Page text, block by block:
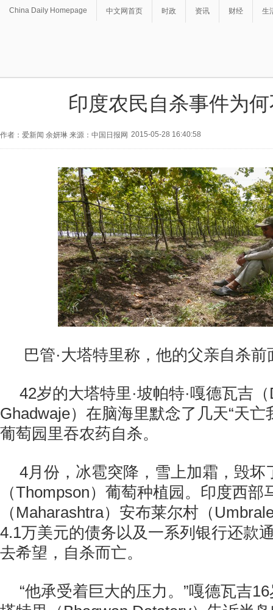
China Daily Homepage 中文网首页 时政 资讯 财经 生
印度农民自杀事件为
作者：爱新闻 余妍琳 来源：中国日报网 2015-05-28 16:40:58
巴管·大塔特里称，他的父亲自杀
42岁的大塔特里·坡帕特·嘎德瓦吉
Ghadwaje）在脑海里默念了几天“天亡
葡萄园里吞农药自杀。
4月份，冰雹突降，雪上加霜，毁坏
（Thompson）葡萄种植园。印度西
（Maharashtra）安布莱尔村（
4.1万美元的债务以及一系列银行还款
去希望，自杀而亡。
“他承受着巨大的压力。”嘎德瓦吉